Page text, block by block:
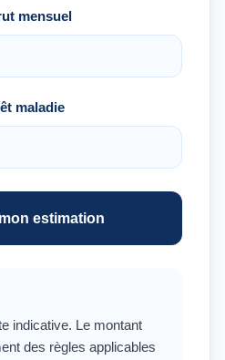
mensuel
maladie
estimation
indicative. Le montant
des règles applicables